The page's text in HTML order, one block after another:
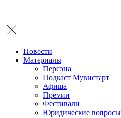
Новости
Материалы
Персона
Подкаст Мувистарт
Афиша
Премии
Фестивали
Юридические вопросы